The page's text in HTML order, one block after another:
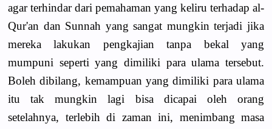
agar terhindar dari pemahaman yang keliru terhadap al-
Qur'an dan Sunnah yang sangat mungkin terjadi jika
mereka lakukan pengkajian tanpa bekal yang
mumpuni seperti yang dimiliki para ulama tersebut.
Boleh dibilang, kemampuan yang dimiliki para ulama
itu tak mungkin lagi bisa dicapai oleh orang
setelahnya, terlebih di zaman ini, menimbang masa